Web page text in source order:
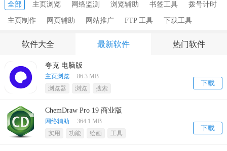
全部 主页浏览 网络监测 浏览辅助 书签工具 拨号计时
主页制作 网页辅助 网站推广 FTP 工具 下载工具
服务器区 建站源码
微信营销 网络推广
软件大全 最新软件 热门软件
夸克 电脑版
下载
主页浏览86.3 MB
浏览器
浏览 搜索
ChemDraw Pro 19 商业版
下载
网络辅助 364.1 MB
实用
功能 绘画 工具